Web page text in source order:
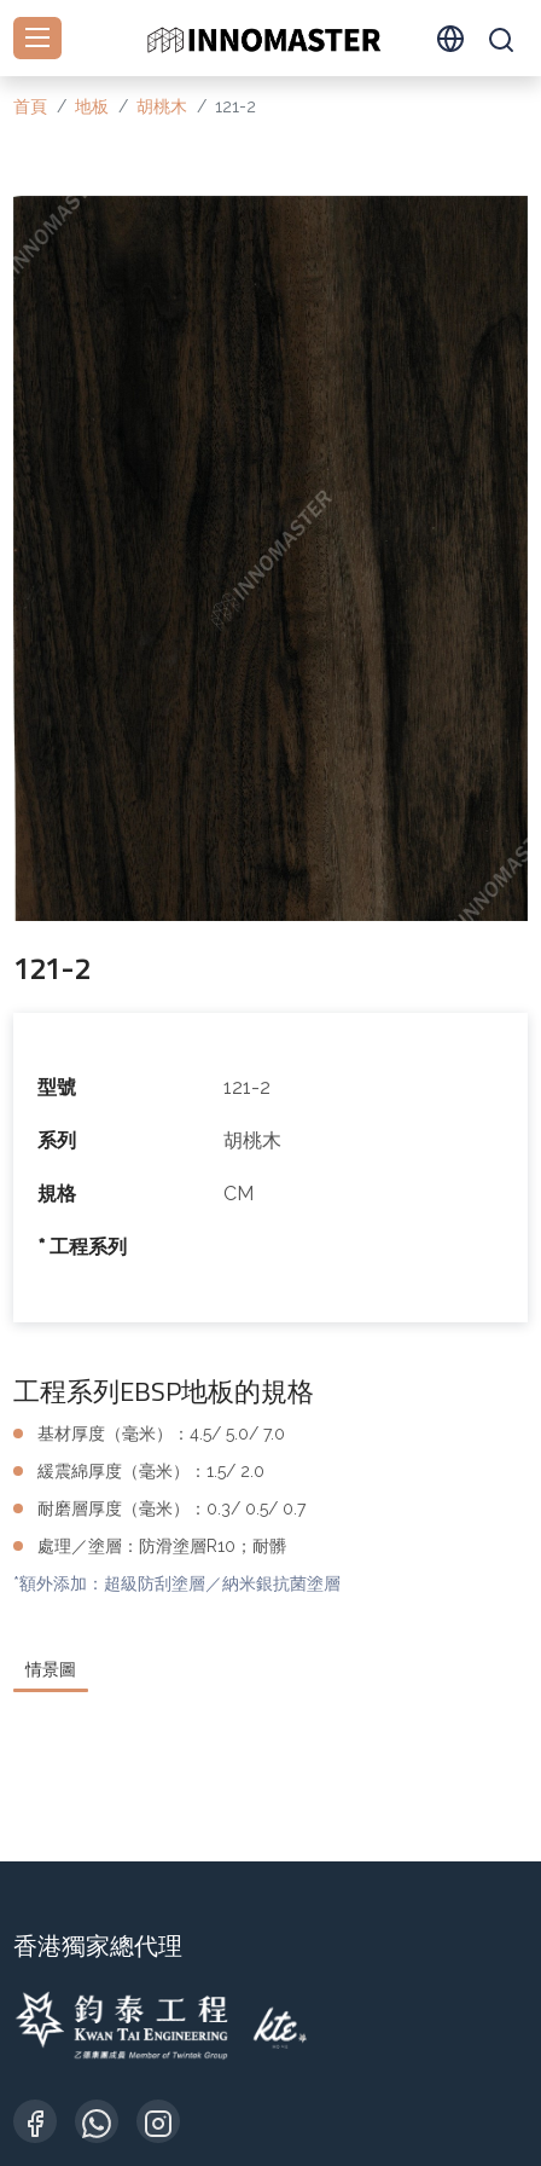
首頁 地板 胡桃木 121-2
121-2
型號 121-2
系列 胡桃木
規格 CM
* 工程系列
工程系列EBSP地板的規格
基材厚度（毫米）：4.5/ 5.0/ 7.0
緩震綿厚度（毫米）：1.5/ 2.0
耐磨層厚度（毫米）：0.3/ 0.5/ 0.7
處理／塗層：防滑塗層R10；耐髒
*額外添加：超級防刮塗層／納米銀抗菌塗層
情景圖
香港獨家總代理